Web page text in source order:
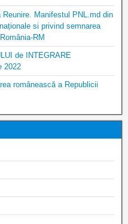
Manifestul PNL.md din
si privind semnarea
RM
de INTEGRARE
2022
românească a Republicii